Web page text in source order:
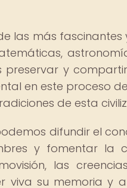
las más
y
en este proceso
de esta
difundir el
y fomentar la
las
viva su memoria y